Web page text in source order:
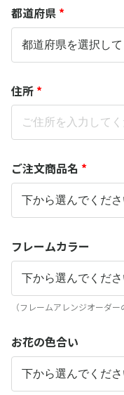
都道府県 *
住所 *
ご注文商品名 *
フレームカラー
（フレームアレンジオーダ
お花の色合い